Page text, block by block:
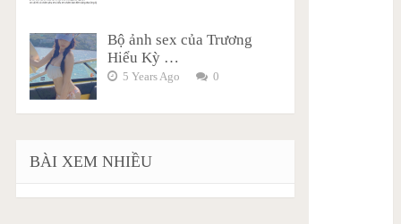
Bộ ảnh sex của Trương
Hiểu Kỳ …
5 Years Ago 0
BÀI XEM NHIỀU